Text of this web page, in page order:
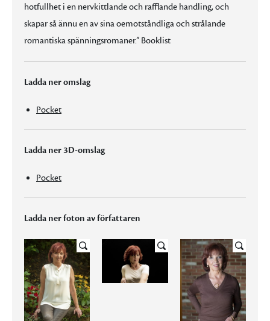
hotfullhet i en nervkittlande och rafflande handling, och
skapar så ännu en av sina oemotståndliga och strålande
romantiska spänningsromaner.” Booklist
Ladda ner omslag
Pocket
Ladda ner 3D-omslag
Pocket
Ladda ner foton av författaren